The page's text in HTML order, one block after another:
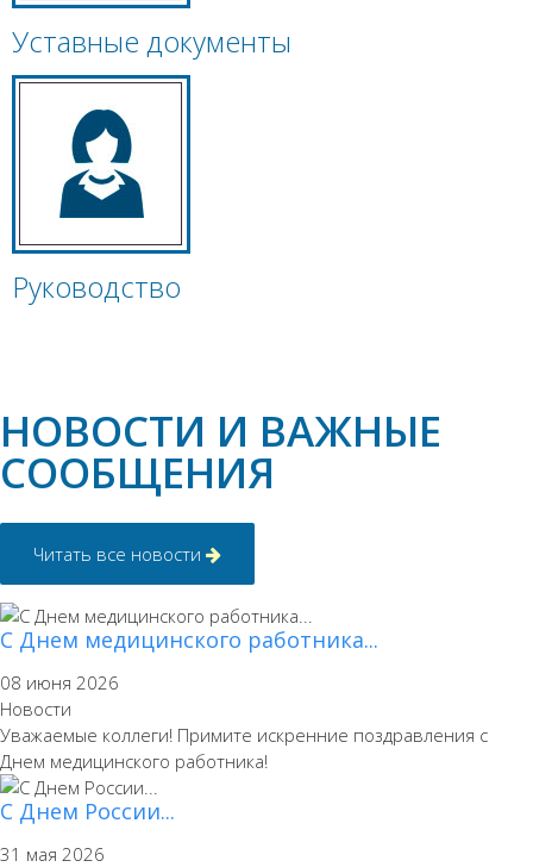
Уставные документы
Руководство
НОВОСТИ И ВАЖНЫЕ
СООБЩЕНИЯ
Читать все новости
С Днем медицинского работника...
08 июня 2026
Новости
Уважаемые коллеги! Примите искренние поздравления с
Днем медицинского работника!
С Днем России...
31 мая 2026